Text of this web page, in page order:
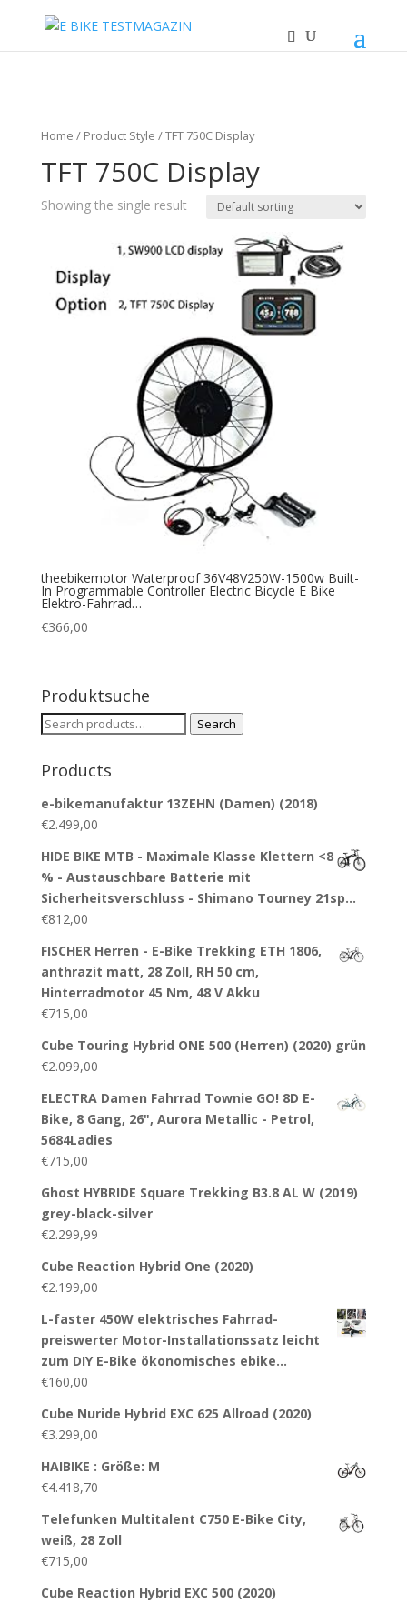
Home / Product Style / TFT 750C Display
TFT 750C Display
Showing the single result
theebikemotor Waterproof 36V48V250W-1500w Built-
In Programmable Controller Electric Bicycle E Bike
Elektro-Fahrrad…
€366,00
Produktsuche
Search
Search
Products
e-bikemanufaktur 13ZEHN (Damen) (2018)
€2.499,00
HIDE BIKE MTB - Maximale Klasse Klettern <8
% - Austauschbare Batterie mit
Sicherheitsverschluss - Shimano Tourney 21sp…
€812,00
FISCHER Herren - E-Bike Trekking ETH 1806,
anthrazit matt, 28 Zoll, RH 50 cm,
Hinterradmotor 45 Nm, 48 V Akku
€715,00
Cube Touring Hybrid ONE 500 (Herren) (2020) grün
€2.099,00
ELECTRA Damen Fahrrad Townie GO! 8D E-
Bike, 8 Gang, 26", Aurora Metallic - Petrol,
5684Ladies
€715,00
Ghost HYBRIDE Square Trekking B3.8 AL W (2019)
grey-black-silver
€2.299,99
Cube Reaction Hybrid One (2020)
€2.199,00
L-faster 450W elektrisches Fahrrad-
preiswerter Motor-Installationssatz leicht
zum DIY E-Bike ökonomisches ebike…
€160,00
Cube Nuride Hybrid EXC 625 Allroad (2020)
€3.299,00
HAIBIKE : Größe: M
€4.418,70
Telefunken Multitalent C750 E-Bike City,
weiß, 28 Zoll
€715,00
Cube Reaction Hybrid EXC 500 (2020)